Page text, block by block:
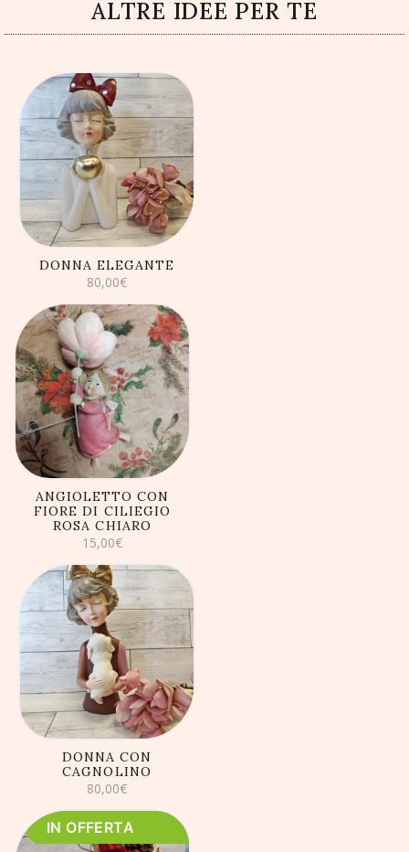
ALTRE IDEE PER TE
AGGIUNGI AL
CARRELLO
DONNA ELEGANTE
80,00€
AGGIUNGI AL
CARRELLO
ANGIOLETTO CON
FIORE DI CILIEGIO
ROSA CHIARO
15,00€
AGGIUNGI AL
CARRELLO
DONNA CON
CAGNOLINO
80,00€
IN OFFERTA